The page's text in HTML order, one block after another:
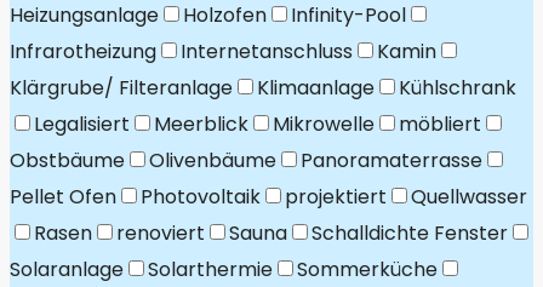
Heizungsanlage
Holzofen
Infinity-Pool
Infrarotheizung
Internetanschluss
Kamin
Klärgrube/ Filteranlage
Klimaanlage
Kühlschrank
Legalisiert
Meerblick Mikrowelle
möbliert
Obstbäume
Olivenbäume
Panoramaterrasse
Pellet Ofen
Photovoltaik projektiert
Quellwasser
Rasen
renoviert Sauna
Schalldichte Fenster
Solaranlage
Solarthermie
Sommerküche